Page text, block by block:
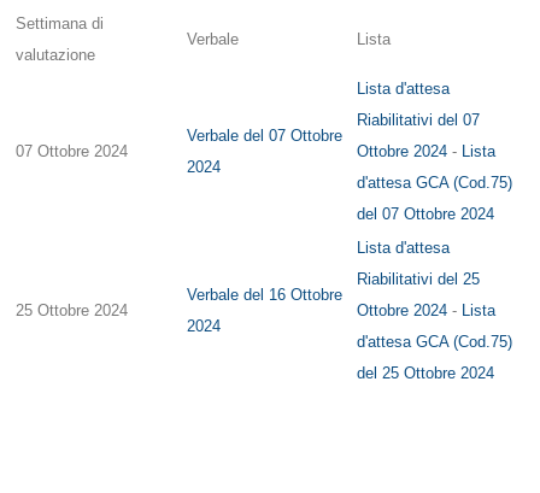
Settimana di
valutazione
Verbale Lista
07 Ottobre 2024
Verbale del 07 Ottobre
2024
Lista d'attesa
Riabilitativi del 07
Ottobre 2024 - Lista
d'attesa GCA (Cod.75)
del 07 Ottobre 2024
25 Ottobre 2024
Verbale del 16 Ottobre
2024
Lista d'attesa
Riabilitativi del 25
Ottobre 2024 - Lista
d'attesa GCA (Cod.75)
del 25 Ottobre 2024